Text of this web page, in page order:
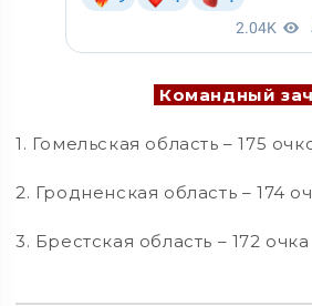
Командный
1. Гомельская область – 175
2. Гродненская область – 174
3. Брестская область – 172 очка